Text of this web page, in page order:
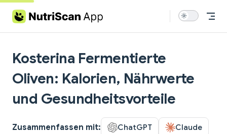
Skip to content
Kosterina Fermentierte
Oliven: Kalorien, Nährwerte
und Gesundheitsvorteile
Zusammenfassen mit: ChatGPT Claude